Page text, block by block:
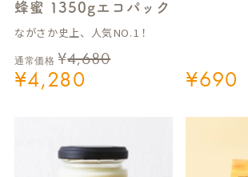
蜂蜜 1350gエコパック
ながさか史上、人気NO.1！
通常価格 ¥4,680
¥4,280 ¥690